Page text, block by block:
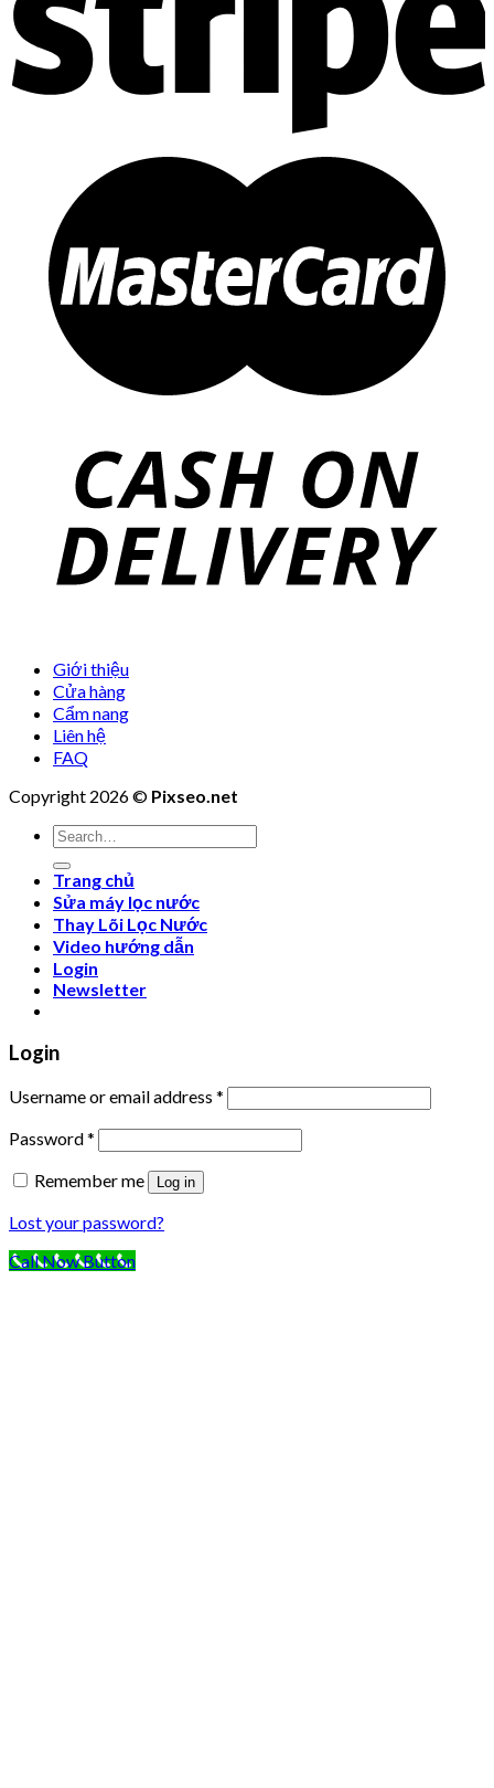
Giới thiệu
Cửa hàng
Cẩm nang
Liên hệ
FAQ
Copyright 2026 © Pixseo.net
Search
for:
Trang chủ
Sửa máy lọc nước
Thay Lõi Lọc Nước
Video hướng dẫn
Login
Newsletter
Login
Username or email address *
Password*
Remember me
Log in
Lost your password?
Call Now Button